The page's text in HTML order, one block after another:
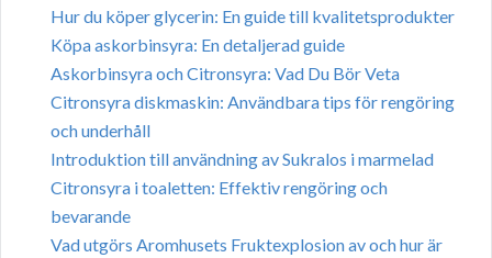
Hur du köper glycerin: En guide till kvalitetsprodukter
Köpa askorbinsyra: En detaljerad guide
Askorbinsyra och Citronsyra: Vad Du Bör Veta
Citronsyra diskmaskin: Användbara tips för rengöring
och underhåll
Introduktion till användning av Sukralos i marmelad
Citronsyra i toaletten: Effektiv rengöring och
bevarande
Vad utgörs Aromhusets Fruktexplosion av och hur är